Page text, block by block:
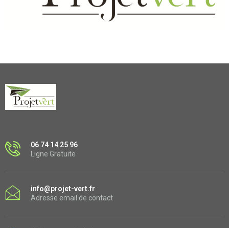
06 74 14 25 96
Ligne Gratuite
info@projet-vert.fr
Adresse email de contact